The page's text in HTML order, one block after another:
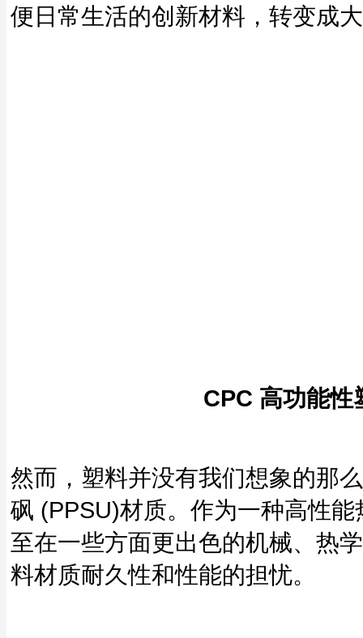
便日常生活的创新材料，转变成
CPC 高功能
然而，塑料并没有我们想象的那
砜 (PPSU)材质。作为一种高性
至在一些方面更出色的机械、热
料材质耐久性和性能的担忧。